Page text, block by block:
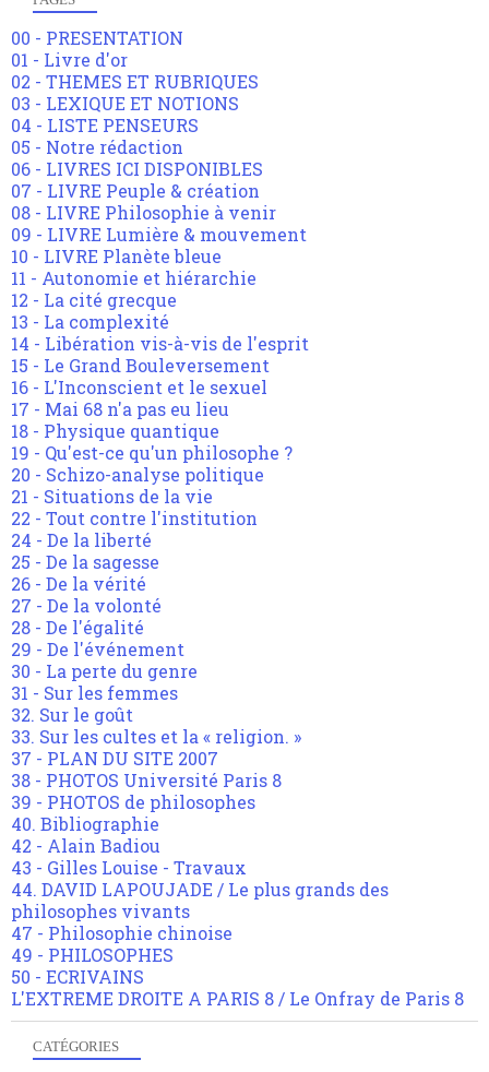
00 - PRESENTATION
01 - Livre d'or
02 - THEMES ET RUBRIQUES
03 - LEXIQUE ET NOTIONS
04 - LISTE PENSEURS
05 - Notre rédaction
06 - LIVRES ICI DISPONIBLES
07 - LIVRE Peuple & création
08 - LIVRE Philosophie à venir
09 - LIVRE Lumière & mouvement
10 - LIVRE Planète bleue
11 - Autonomie et hiérarchie
12 - La cité grecque
13 - La complexité
14 - Libération vis-à-vis de l'esprit
15 - Le Grand Bouleversement
16 - L'Inconscient et le sexuel
17 - Mai 68 n'a pas eu lieu
18 - Physique quantique
19 - Qu'est-ce qu'un philosophe ?
20 - Schizo-analyse politique
21 - Situations de la vie
22 - Tout contre l'institution
24 - De la liberté
25 - De la sagesse
26 - De la vérité
27 - De la volonté
28 - De l'égalité
29 - De l'événement
30 - La perte du genre
31 - Sur les femmes
32. Sur le goût
33. Sur les cultes et la « religion. »
37 - PLAN DU SITE 2007
38 - PHOTOS Université Paris 8
39 - PHOTOS de philosophes
40. Bibliographie
42 - Alain Badiou
43 - Gilles Louise - Travaux
44. DAVID LAPOUJADE / Le plus grands des
philosophes vivants
47 - Philosophie chinoise
49 - PHILOSOPHES
50 - ECRIVAINS
L'EXTREME DROITE A PARIS 8 / Le Onfray de Paris 8
CATÉGORIES